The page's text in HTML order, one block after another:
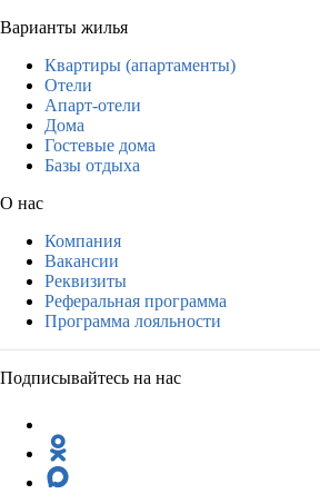
Варианты жилья
Квартиры (апартаменты)
Отели
Апарт-отели
Дома
Гостевые дома
Базы отдыха
О нас
Компания
Вакансии
Реквизиты
Реферальная программа
Программа лояльности
Подписывайтесь на нас